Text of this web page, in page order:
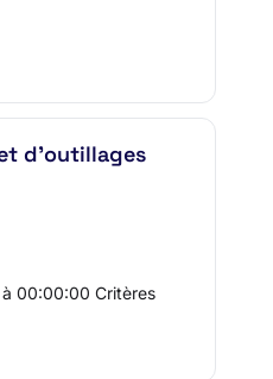
d'outillages
00:00:00 Critères